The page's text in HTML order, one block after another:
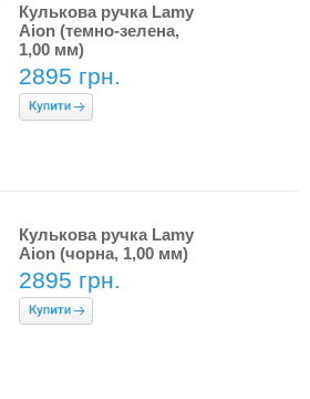
Кулькова ручка Lamy
Aion (темно-зелена,
1,00 мм)
2895 грн.
Кулькова ручка Lamy
Aion (чорна, 1,00 мм)
2895 грн.